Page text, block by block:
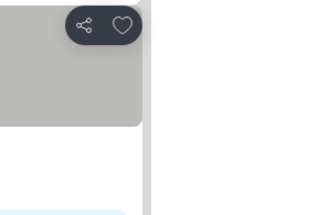
Delen
Toevoegen aan favorieten